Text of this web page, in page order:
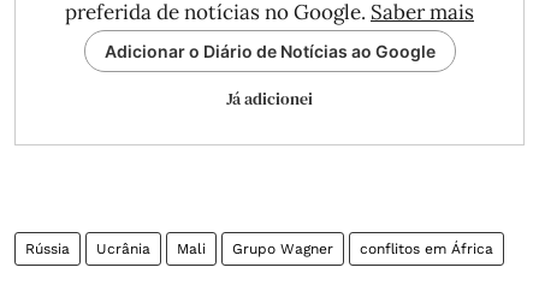
preferida de notícias no Google. Saber mais
Adicionar o Diário de Notícias ao Google
Já adicionei
Rússia Ucrânia Mali Grupo Wagner conflitos em África